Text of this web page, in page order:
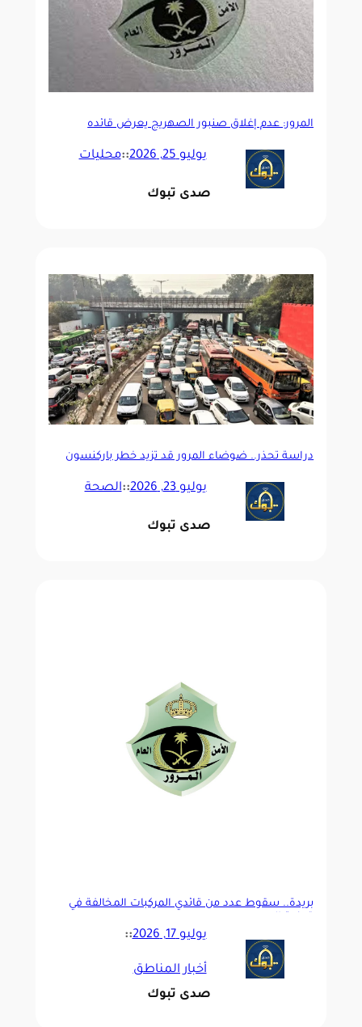
المرور: عدم إغلاق صنبور الصهريج يعرض قائده
يوليو 25, 2026 ::محليات
صدى تبوك
دراسة تحذر.. ضوضاء المرور قد تزيد خطر باركنسون
يوليو 23, 2026 ::الصحة
صدى تبوك
بريدة.. سقوط عدد من قائدي المركبات المخالفة في
يوليو 17, 2026 ::
أخبار المناطق
صدى تبوك